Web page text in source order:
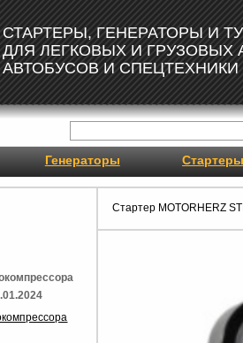
СТАРТЕРЫ, ГЕНЕРАТОРЫ И
ДЛЯ ЛЕГКОВЫХ И ГРУЗОВЫХ
АВТОБУСОВ И СПЕЦТЕХНИКИ
Генераторы Стартеры
Стартер MOTORHERZ